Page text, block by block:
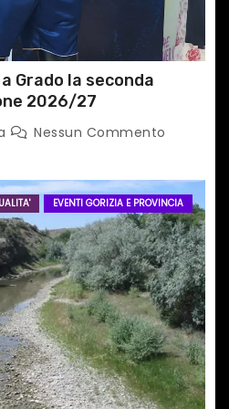
Grado la seconda
2026/27
Nessun Commento
EVENTI GORIZIA E PROVINCIA